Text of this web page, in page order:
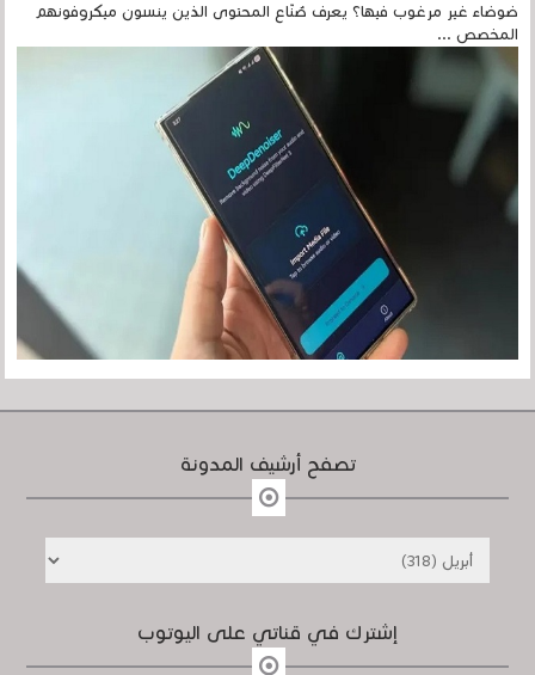
ضوضاء غير مرغوب فيها؟ يعرف صُنّاع المحتوى الذين ينسون ميكروفونهم
المخصص ...
تصفح أرشيف المدونة
إشترك في قناتي على اليوتوب